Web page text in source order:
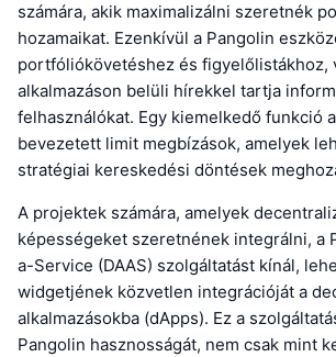
számára, akik maximalizálni szeretnék
hozamaikat. Ezenkívül a Pangolin
portfóliókövetéshez és figyelőlistákhoz,
alkalmazáson belüli hírekkel tartja
felhasználókat. Egy kiemelkedő funkció
bevezetett limit megbízások, amelyek
stratégiai kereskedési döntések
A projektek számára, amelyek
képességeket szeretnének integrálni, a
a-Service (DAAS) szolgáltatást kínál,
widgetjének közvetlen integrációját a
alkalmazásokba (dApps). Ez a
Pangolin hasznosságát, nem csak mint